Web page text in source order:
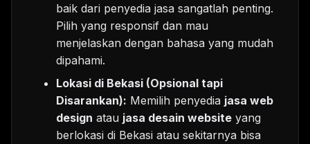
baik dari penyedia jasa sangatlah penting.
Pilih yang responsif dan mau
menjelaskan dengan bahasa yang mudah
dipahami.
Lokasi di Bekasi (Opsional tapi
Disarankan): Memilih penyedia jasa web
design atau jasa desain website yang
berlokasi di Bekasi atau sekitarnya bisa